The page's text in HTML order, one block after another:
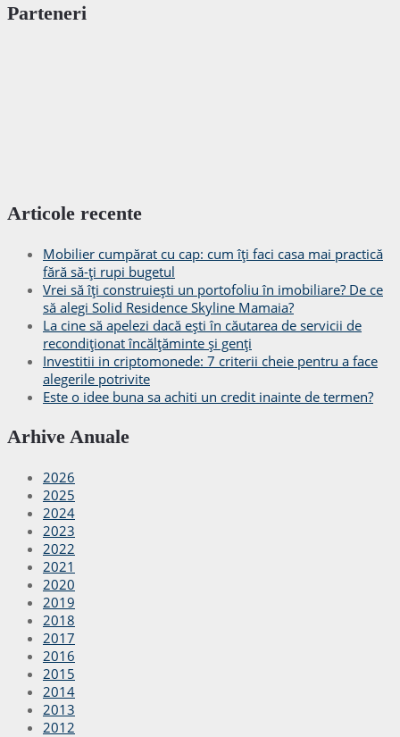
Parteneri
Articole recente
Mobilier cumpărat cu cap: cum îți faci casa mai practică
fără să-ți rupi bugetul
Vrei să îți construiești un portofoliu în imobiliare? De ce
să alegi Solid Residence Skyline Mamaia?
La cine să apelezi dacă ești în căutarea de servicii de
recondiționat încălțăminte și genți
Investitii in criptomonede: 7 criterii cheie pentru a face
alegerile potrivite
Este o idee buna sa achiti un credit inainte de termen?
Arhive Anuale
2026
2025
2024
2023
2022
2021
2020
2019
2018
2017
2016
2015
2014
2013
2012